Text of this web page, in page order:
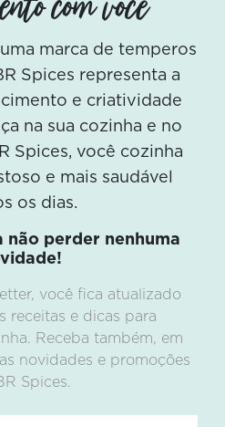
marca de temperos
Spices representa a
e criatividade
na sua cozinha e no
Spices, você cozinha
e mais saudável
os dias.
não perder nenhuma
você fica atualizado
receitas e dicas para
Receba também, em
novidades e promoções
Spices.